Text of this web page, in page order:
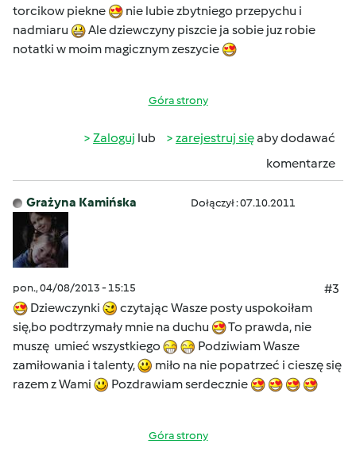
torcikow piekne
nie lubie zbytniego przepychu i
nadmiaru
Ale dziewczyny piszcie ja sobie juz robie
notatki w moim magicznym zeszycie
Góra strony
Zaloguj lub zarejestruj sięaby dodawać
komentarze
Grażyna Kamińska Dołączył : 07.10.2011
pon., 04/08/2013 - 15:15
#3
Dziewczynki
czytając Wasze posty uspokoiłam
się,bo podtrzymały mnie na duchu
To prawda, nie
muszę umieć wszystkiego
Podziwiam Wasze
zamiłowania i talenty,
miło na nie popatrzeć i cieszę się
razem z Wami
Pozdrawiam serdecznie
Góra strony